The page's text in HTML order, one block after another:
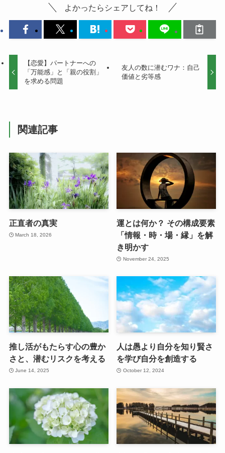
よかったらシェアしてね！
【恋愛】パートナーへの
「万能感」と「親の役割」
を求める問題
友人の数に潜むワナ：自己
価値と劣等感
関連記事
正直者の真実
March 18, 2026
運とは何か？ その構成要素
「情報・時・場・縁」を解
き明かす
November 24, 2025
推し活がもたらす心の豊か
さと、潜むリスクを考える
June 14, 2025
人は愚より自分を知り賢さ
を学び自分を創造する
October 12, 2024